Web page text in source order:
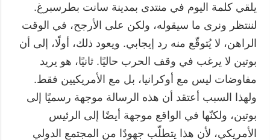
يلقي كلمة اليوم في منتدى بمدينة سانت بطرسبرغ.
لننتظر ونرى ما سيقوله، ولكن على الأرجح، في الوقت
الراهن، لا يُتوقّع منه رد إيجابي. ويعود ذلك، أولًا، إلى أن
بوتين لا يرغب في وقف الحرب حاليًا. ثانيًا، هو يريد
مفاوضات ليس مع أوكرانيا، بل مع الأمريكيين فقط.
ولهذا السبب أعتقد أن هذه الرسالة موجهة رسميًا إلى
بوتين، ولكنّها في الواقع موجهة أيضًا إلى الرئيس
الأمريكي، لأن هذا يتطلّب جهودًا من المجتمع الدولي